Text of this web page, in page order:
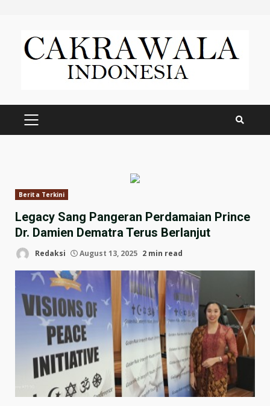
content
PRIMARY
Berita Terkini
Legacy Sang Pangeran Perdamaian Prince
Dr. Damien Dematra Terus Berlanjut
Redaksi August 13, 2025 2 min read